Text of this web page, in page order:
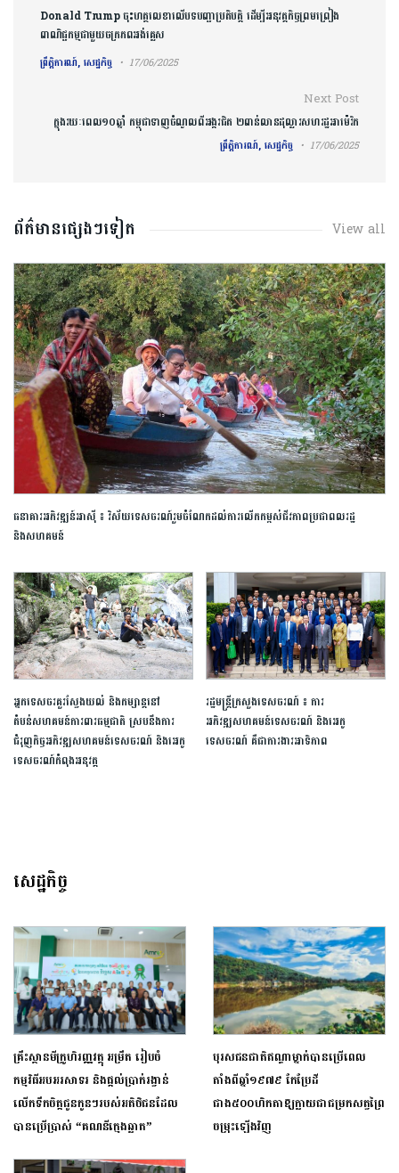
Donald Trump ចុះហត្ថលេខាលើបទបញ្ជាប្រតិបត្តិ ដើម្បីអនុវត្តកិច្ចព្រមព្រៀង
ពាណិជ្ជកម្មជាមួយចក្រភពអង់គ្លេស
ព្រឹត្តិការណ៍, សេដ្ឋកិច្ច 17/06/2025
Next Post
ក្នុងរយៈពេល១០ឆ្នាំ កម្ពុជាទាញចំណូលពីអង្ករជិត ២ពាន់លានដុល្លារសហរដ្ឋអាម៉េរិក
ព្រឹត្តិការណ៍, សេដ្ឋកិច្ច 17/06/2025
ព័ត៌មានផ្សេងៗទៀត View all
ធនាគារអភិវឌ្ឍន៍អាស៊ី ៖ វិស័យទេសចរណ៍រួមចំណែកដល់ការលើកកម្ពស់ជីវភាពប្រជាពលរដ្ឋ
និងសហគមន៍
អ្នកទេសចរគួរស្វែងយល់ និងកម្សាន្តនៅ
តំបន់សហគមន៍ការពារធម្មជាតិ ស្របនឹងការ
ជំរុញកិច្ចអភិវឌ្ឍសហគមន៍ទេសចរណ៍ និងអេកូ
ទេសចរណ៍កំពុងអនុវត្ត
រដ្ឋមន្ត្រីក្រសួងទេសចរណ៍ ៖ ការ
អភិវឌ្ឍសហគមន៍ទេសចរណ៍ និងអេកូ
ទេសចរណ៍ គឺជាការងារអាទិភាព
សេដ្ឋកិច្ច
គ្រឹះស្ថានមីក្រូហិរញ្ញវត្ថុ អម្រឹត រៀបចំ
កម្មវិធីអបអរសាទរ និងផ្តល់ប្រាក់រង្វាន់
លើកទឹកចិត្តជូនកូនៗរបស់អតិថិជនដែល
បានប្រើប្រាស់ “គណនីក្មេងឆ្លាត” ​
បុរសជនជាតិឥណ្ឌាម្នាក់បានប្រើពេល
តាំងពីឆ្នាំ១៩៧៩ កែប្រែដី
ជាង៥០០ហិកតាឱ្យក្លាយជាជម្រកសត្វព្រៃ
ចម្រុះឡើងវិញ